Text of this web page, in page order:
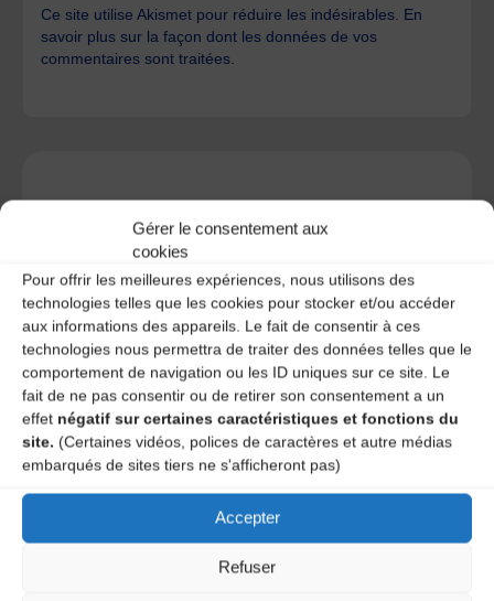
Gérer le consentement aux
cookies
Pour offrir les meilleures expériences, nous utilisons des
technologies telles que les cookies pour stocker et/ou accéder
aux informations des appareils. Le fait de consentir à ces
technologies nous permettra de traiter des données telles que le
comportement de navigation ou les ID uniques sur ce site. Le
fait de ne pas consentir ou de retirer son consentement a un
effet négatif sur certaines caractéristiques et fonctions du
site. (Certaines vidéos, polices de caractères et autre médias
embarqués de sites tiers ne s'afficheront pas)
Accepter
Refuser
Ce site utilise Akismet pour réduire les indésirables. En
savoir plus sur la façon dont les données de vos
commentaires sont traitées
A DECOUVRIR :
Le distributeur des musiques Trad'